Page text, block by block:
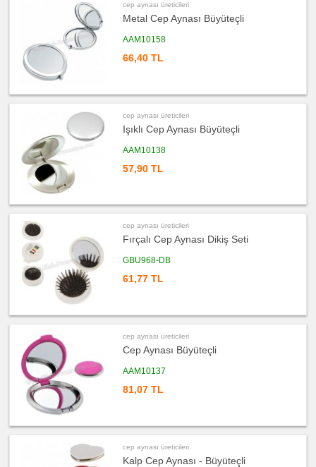
cep aynası üreticileri
Metal Cep Aynası Büyüteçli
AAM10158
66,40 TL
cep aynası üreticileri
Işıklı Cep Aynası Büyüteçli
AAM10138
57,90 TL
cep aynası üreticileri
Fırçalı Cep Aynası Dikiş Seti
GBU968-DB
61,77 TL
cep aynası üreticileri
Cep Aynası Büyüteçli
AAM10137
81,07 TL
cep aynası üreticileri
Kalp Cep Aynası - Büyüteçli
ucuz
promosyon
Takvim
Para
Tabağı
ucuz
promosyon
Evrak
Çantası
Sekreter
ucuz
promosyon
Masa
Seti
&
Sümen
Takımı
Yapışkan
Not
Tutucu
ucuz
promosyon
Bilgisayar
Aksesuarları
promosyon